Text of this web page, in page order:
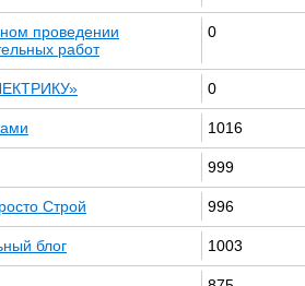
проведении
работ
0
0
1016
999
Строй 996
блог 1003